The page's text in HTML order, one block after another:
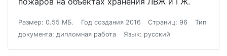
Размер: 0.55 МБ. Год создания 2016 Страниц: 96
Тип
документа: дипломная работа
Язык: русский